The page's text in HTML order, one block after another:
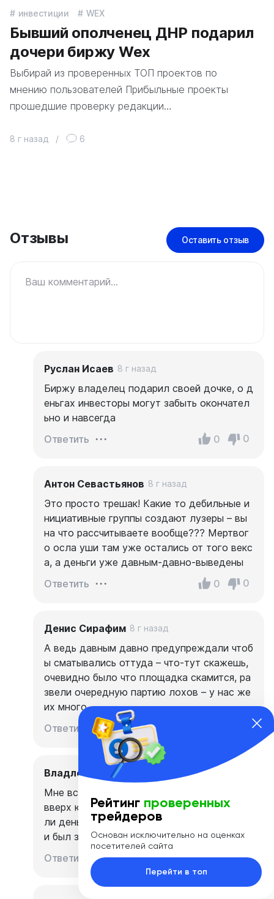
инвестиции WEX
Бывший ополченец ДНР подарил
дочери биржу Wex
Выбирай из проверенных ТОП проектов по
мнению пользователей Прибыльные проекты
прошедшие проверку редакции…
8 г назад / 6
Отзывы Оставить отзыв
Ваш комментарий...
Руслан Исаев 8 г назад
Биржу владелец подарил своей дочке, о д
еньгах инвесторы могут забыть окончател
ьно и навсегда
Ответить
0 0
Антон Севастьянов 8 г назад
Это просто трешак! Какие то дебильные и
нициативные группы создают лузеры – вы
на что рассчитываете вообще??? Мертвог
о осла уши там уже остались от того векс
а, а деньги уже давным-давно-выведены
Ответить
0 0
Денис Сирафим 8 г назад
А ведь давным давно предупреждали чтоб
ы сматывались оттуда – что-тут скажешь,
очевидно было что площадка скамится, ра
звели очередную партию лохов – у нас же
их много
Ответить
Владлен Машков
Мне все стало понятно, когда они задрали
вверх курс биткоина – и люди валом понес
ли деньги. При этом вывод уже фактическ
и был заморожен
Ответить
0 0
Рейтинг проверенных
трейдеров
Основан исключительно на оценках
посетителей сайта
Перейти в топ